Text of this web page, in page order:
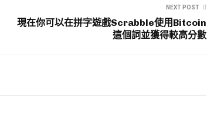
NEXT POST
現在你可以在拼字遊戲Scrabble使用Bitcoin
這個詞並獲得較高分數